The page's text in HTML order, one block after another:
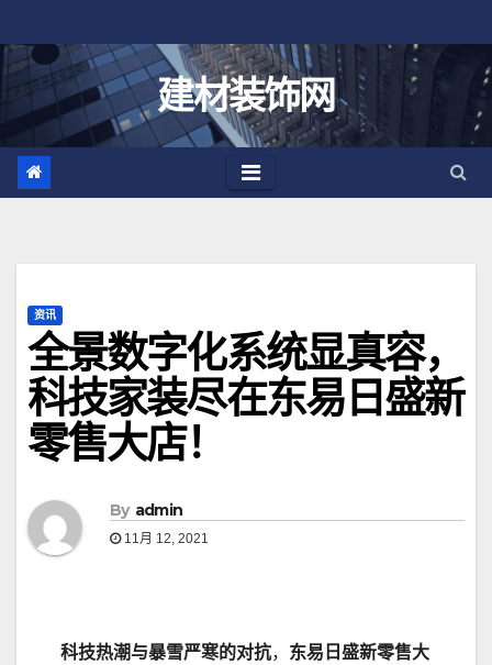
至
建材装饰网
资讯
全景数字化系统显真容，
科技家装尽在东易日盛新
零售大店！
By admin
11月 12, 2021
科技热潮与暴雪严寒的对抗， 东易日盛新零售大